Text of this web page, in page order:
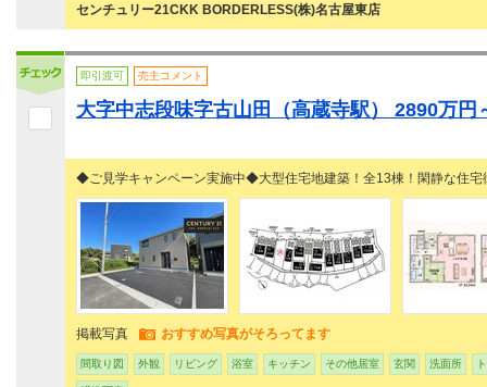
センチュリー21CKK BORDERLESS(株)名古屋東店
即引渡可 売主コメント
大字中志段味字古山田（高蔵寺駅） 2890万円
◆ご見学キャンペーン実施中◆大型住宅地建築！全13棟！閑静な住宅
掲載写真 おすすめ写真がそろってます
間取り図 外観 リビング 浴室 キッチン その他居室 玄関 洗面所